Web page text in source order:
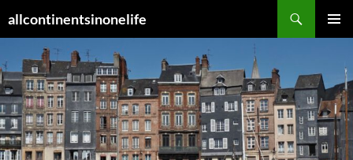
Inhalt
springen
allcontinentsinonelife